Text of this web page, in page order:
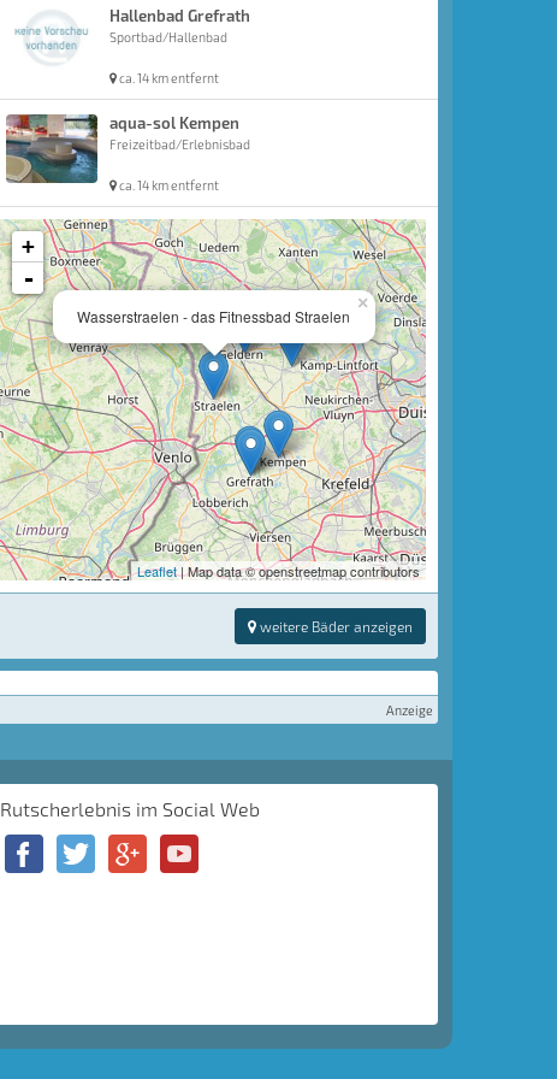
Hallenbad Grefrath
Sportbad/Hallenbad
ca. 14 km entfernt
aqua-sol Kempen
Freizeitbad/Erlebnisbad
ca. 14 km entfernt
×
Wasserstraelen - das Fitnessbad Straelen
+
-
Leaflet| Map data © openstreetmap contributors
weitere Bäder anzeigen
Anzeige
Rutscherlebnis im Social Web